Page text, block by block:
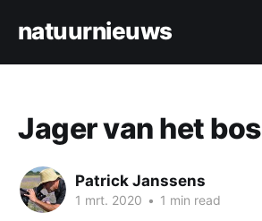
natuurnieuws
Jager van het bos
Patrick Janssens
1 mrt. 2020 • 1 min read